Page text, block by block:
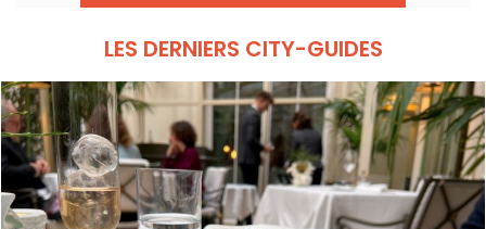
LES DERNIERS CITY-GUIDES